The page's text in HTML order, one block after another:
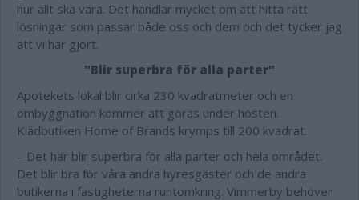
hur allt ska vara. Det handlar mycket om att hitta rätt
lösningar som passar både oss och dem och det tycker jag
att vi har gjort.
"Blir superbra för alla parter"
Apotekets lokal blir cirka 230 kvadratmeter och en
ombyggnation kommer att göras under hösten.
Klädbutiken Home of Brands krymps till 200 kvadrat.
– Det här blir superbra för alla parter och hela området.
Det blir bra för våra andra hyresgäster och de andra
butikerna i fastigheterna runtomkring. Vimmerby behöver